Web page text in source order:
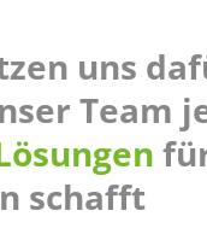
uns
Team
schafft